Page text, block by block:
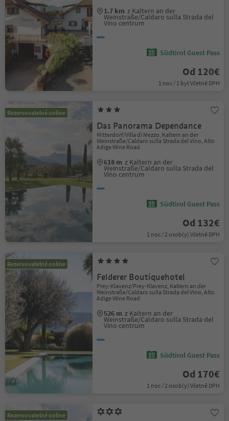
1.7 km z Kaltern an der
Weinstraße/Caldaro sulla Strada del
Vino centrum
Südtirol Guest Pass
Od 120€
1 noc / 1 byt Včetně DPH
Rezervovatelné online
Das Panorama Dependance
Mitterdorf/Villa di Mezzo, Kaltern an der
Weinstraße/Caldaro sulla Strada del Vino, Alto
Adige Wine Road
618 m z Kaltern an der
Weinstraße/Caldaro sulla Strada del
Vino centrum
Südtirol Guest Pass
Od 132€
1 noc / 2 osob(y) Včetně DPH
Rezervovatelné online
Felderer Boutiquehotel
Prey-Klavenz/Prey-Klavenz, Kaltern an der
Weinstraße/Caldaro sulla Strada del Vino, Alto
Adige Wine Road
526 m z Kaltern an der
Weinstraße/Caldaro sulla Strada del
Vino centrum
Südtirol Guest Pass
Od 170€
1 noc / 2 osob(y) Včetně DPH
Rezervovatelné online